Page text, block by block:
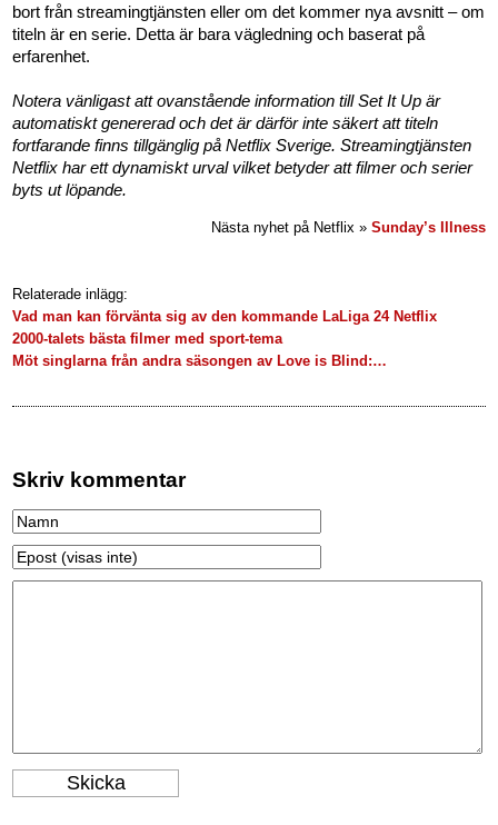
bort från streamingtjänsten eller om det kommer nya avsnitt – om
titeln är en serie. Detta är bara vägledning och baserat på
erfarenhet.
Notera vänligast att ovanstående information till Set It Up är
automatiskt genererad och det är därför inte säkert att titeln
fortfarande finns tillgänglig på Netflix Sverige. Streamingtjänsten
Netflix har ett dynamiskt urval vilket betyder att filmer och serier
byts ut löpande.
Nästa nyhet på Netflix » Sunday’s Illness
Relaterade inlägg:
Vad man kan förvänta sig av den kommande LaLiga 24 Netflix
2000-talets bästa filmer med sport-tema
Möt singlarna från andra säsongen av Love is Blind:…
Skriv kommentar